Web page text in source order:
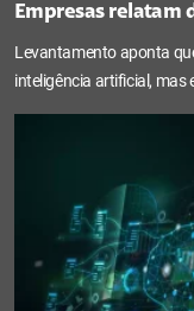
Empresas relatam
Levantamento aponta
inteligência artificial,